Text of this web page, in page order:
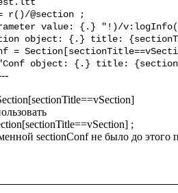
r()/@section ;
value: {.} "!)/
object: {.} title:
=
("Conf object: {.} title:
;
sectionConf не было до этого